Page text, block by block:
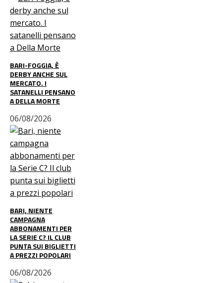
BARI-FOGGIA, È
DERBY ANCHE SUL
MERCATO. I
SATANELLI PENSANO
A DELLA MORTE
06/08/2026
BARI, NIENTE
CAMPAGNA
ABBONAMENTI PER
LA SERIE C? IL CLUB
PUNTA SUI BIGLIETTI
A PREZZI POPOLARI
06/08/2026